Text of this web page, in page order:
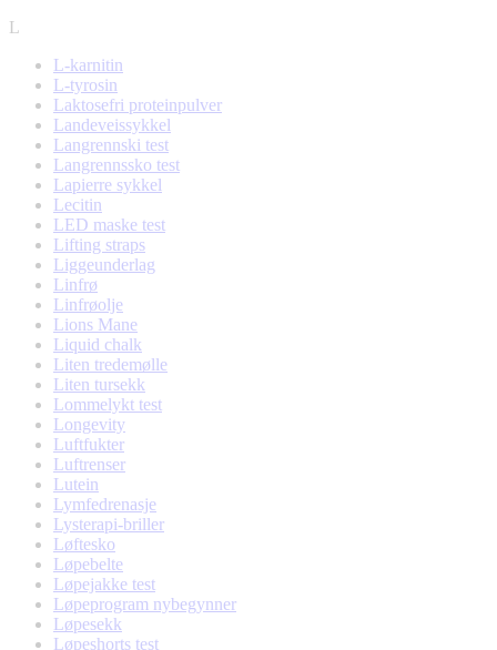
L
L-karnitin
L-tyrosin
Laktosefri proteinpulver
Landeveissykkel
Langrennski test
Langrennssko test
Lapierre sykkel
Lecitin
LED maske test
Lifting straps
Liggeunderlag
Linfrø
Linfrøolje
Lions Mane
Liquid chalk
Liten tredemølle
Liten tursekk
Lommelykt test
Longevity
Luftfukter
Luftrenser
Lutein
Lymfedrenasje
Lysterapi-briller
Løftesko
Løpebelte
Løpejakke test
Løpeprogram nybegynner
Løpesekk
Løpeshorts test